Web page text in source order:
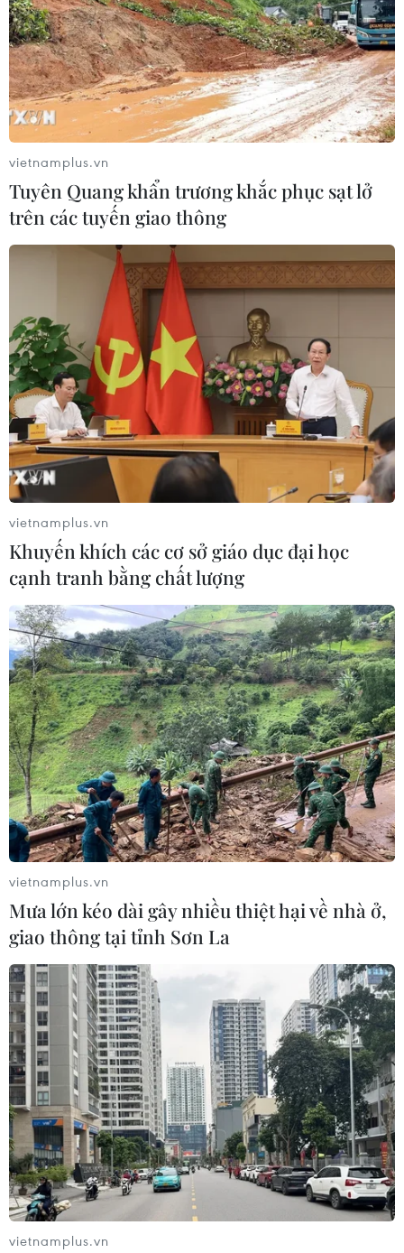
TIN CÙNG CHUYÊN MỤC
Ca vi phẫu ghép da đầu hiếm gặp
giúp bé gái phục hồi sau 10 năm
06/08/2026 07:15
vietnamplus.vn
Tuyên Quang khẩn trương khắc phục sạt lở
trên các tuyến giao thông
vietnamplus.vn
Khuyến khích các cơ sở giáo dục đại học
cạnh tranh bằng chất lượng
vietnamplus.vn
Mưa lớn kéo dài gây nhiều thiệt hại về nhà ở,
giao thông tại tỉnh Sơn La
vietnamplus.vn